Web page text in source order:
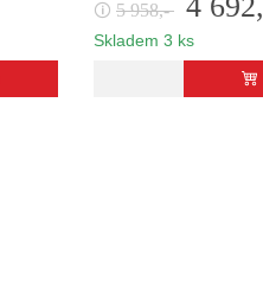
🛈 5 958,-
Skladem 3 ks